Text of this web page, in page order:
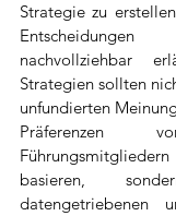
Strategie zu
nachvollziehbar
Strategien sollten
unfundierten
Präferenzen
basieren,
datengetriebenen